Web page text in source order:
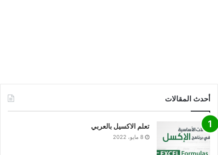
أحدث المقالات
تعلم الاكسيل بالعربي
8 مايو، 2022